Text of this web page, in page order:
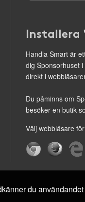
Installera
Handla Smart är
dig Sponsorhuset
direkt i
Du påminns om
besöker en butik
Välj webbläsare
du